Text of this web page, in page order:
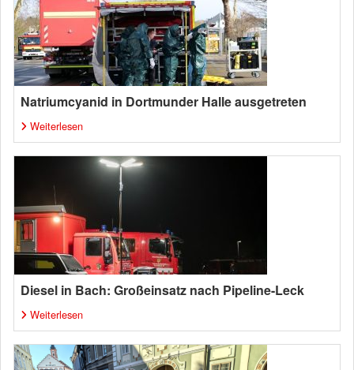
Natriumcyanid in Dortmunder Halle ausgetreten
Weiterlesen
Diesel in Bach: Großeinsatz nach Pipeline-Leck
Weiterlesen